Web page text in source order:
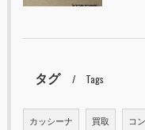
タグ Tags
カッシーナ 買取 コ